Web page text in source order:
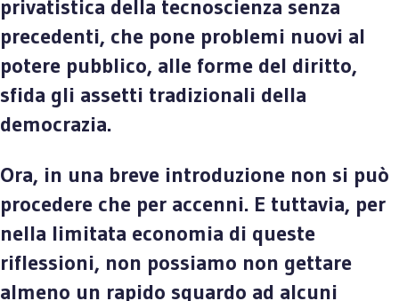
privatistica della tecnoscienza senza
precedenti, che pone problemi nuovi al
potere pubblico, alle forme del diritto,
sfida gli assetti tradizionali della
democrazia.
Ora, in una breve introduzione non si può
procedere che per accenni. E tuttavia, per
nella limitata economia di queste
riflessioni, non possiamo non gettare
almeno un rapido sguardo ad alcuni